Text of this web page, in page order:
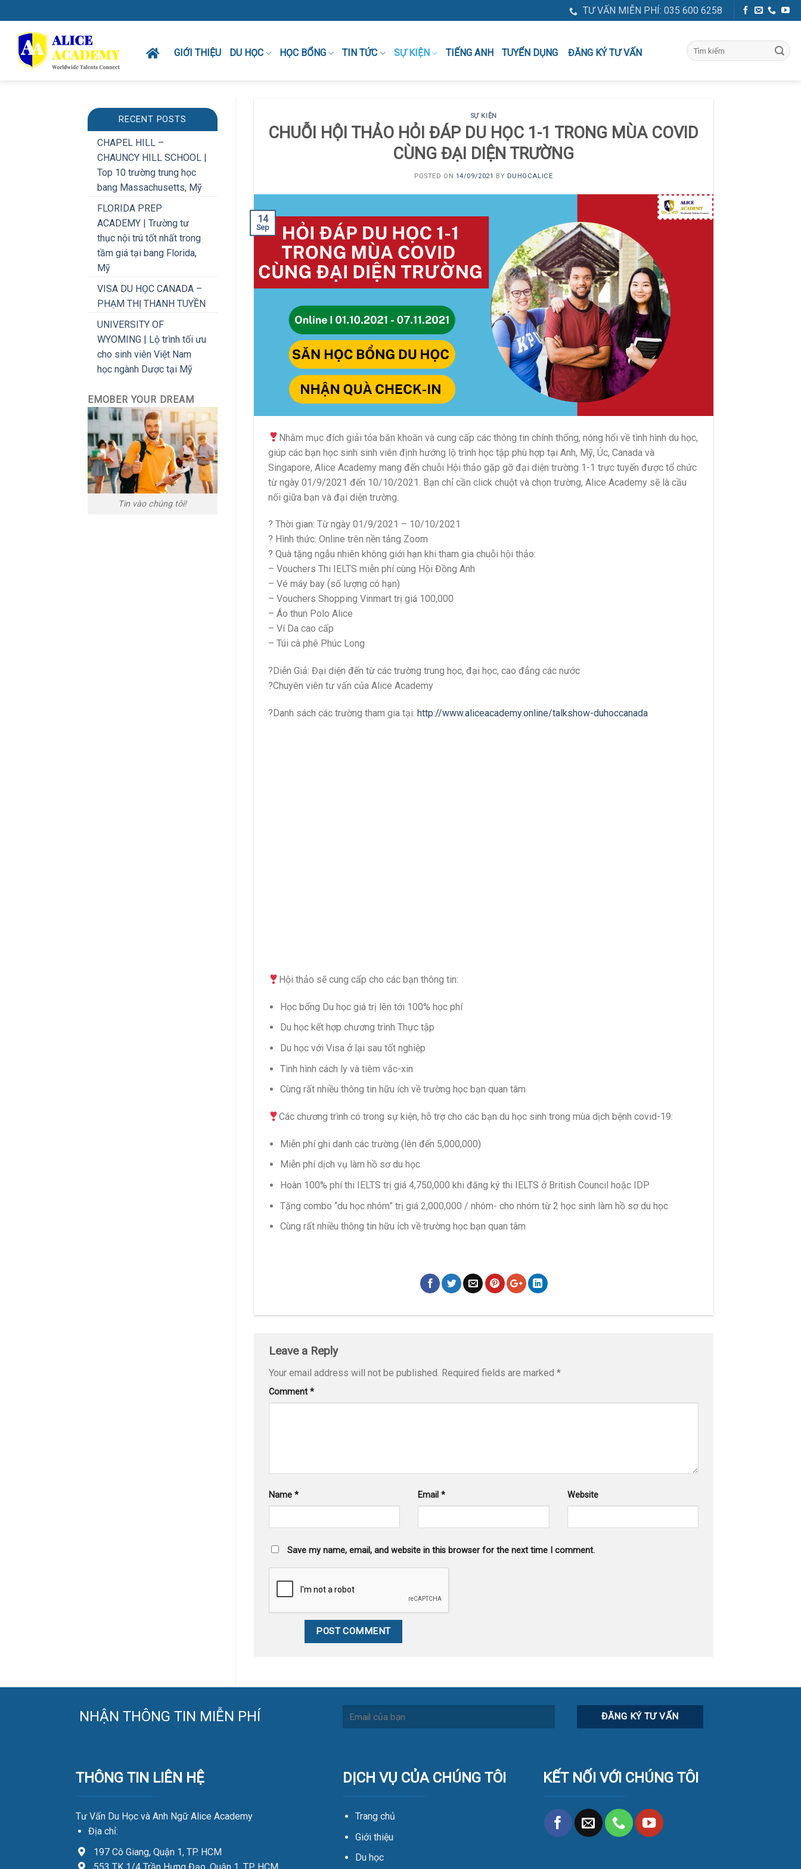
to
content
TƯ VẤN MIỄN PHÍ: 035 600 6258
GIỚI THIỆU DU HỌC HỌC BỔNG TIN TỨC SỰ KIỆN TIẾNG ANH TUYỂN DỤNG ĐĂNG KÝ TƯ VẤN
RECENT POSTS
CHAPEL HILL –
CHAUNCY HILL SCHOOL |
Top 10 trường trung học
bang Massachusetts, Mỹ
FLORIDA PREP
ACADEMY | Trường tư
thục nội trú tốt nhất trong
tầm giá tại bang Florida,
Mỹ
VISA DU HỌC CANADA –
PHẠM THỊ THANH TUYỀN
UNIVERSITY OF
WYOMING | Lộ trình tối ưu
cho sinh viên Việt Nam
học ngành Dược tại Mỹ
EMOBER YOUR DREAM
Tin vào chúng tôi!
SỰ KIỆN
CHUỖI HỘI THẢO HỎI ĐÁP DU HỌC 1-1 TRONG MÙA COVID
CÙNG ĐẠI DIỆN TRƯỜNG
POSTED ON 14/09/2021 BY DUHOCALICE
14
Sep
Nhằm mục đích giải tỏa băn khoăn và cung cấp các thông tin chính thống, nóng hổi về tình hình du học,
giúp các bạn học sinh sinh viên định hướng lộ trình học tập phù hợp tại Anh, Mỹ, Úc, Canada và
Singapore, Alice Academy mang đến chuỗi Hội thảo gặp gỡ đại diện trường 1-1 trực tuyến được tổ chức
từ ngày 01/9/2021 đến 10/10/2021. Bạn chỉ cần click chuột và chọn trường, Alice Academy sẽ là cầu
nối giữa bạn và đại diện trường.
? Thời gian: Từ ngày 01/9/2021 – 10/10/2021
? Hình thức: Online trên nền tảng Zoom
? Quà tặng ngẫu nhiên không giới hạn khi tham gia chuỗi hội thảo:
– Vouchers Thi IELTS miễn phí cùng Hội Đồng Anh
– Vé máy bay (số lượng có hạn)
– Vouchers Shopping Vinmart trị giá 100,000
– Áo thun Polo Alice
– Ví Da cao cấp
– Túi cà phê Phúc Long
?Diễn Giả: Đại diện đến từ các trường trung học, đại học, cao đẳng các nước
?Chuyên viên tư vấn của Alice Academy
?Danh sách các trường tham gia tại: http://www.aliceacademy.online/talkshow-duhoccanada
Hội thảo sẽ cung cấp cho các bạn thông tin:
Học bổng Du học giá trị lên tới 100% học phí
Du học kết hợp chương trình Thực tập
Du học với Visa ở lại sau tốt nghiệp
Tình hình cách ly và tiêm vắc-xin
Cùng rất nhiều thông tin hữu ích về trường học bạn quan tâm
Các chương trình có trong sự kiện, hỗ trợ cho các bạn du học sinh trong mùa dịch bệnh covid-19:
Miễn phí ghi danh các trường (lên đến 5,000,000)
Miễn phí dịch vụ làm hồ sơ du học
Hoàn 100% phí thi IELTS trị giá 4,750,000 khi đăng ký thi IELTS ở British Council hoặc IDP
Tặng combo “du học nhóm” trị giá 2,000,000 / nhóm- cho nhóm từ 2 học sinh làm hồ sơ du học
Cùng rất nhiều thông tin hữu ích về trường học bạn quan tâm
Leave a Reply
Your email address will not be published. Required fields are marked *
Comment *
Name * Email * Website
Save my name, email, and website in this browser for the next time I comment.
NHẬN THÔNG TIN MIỄN PHÍ
THÔNG TIN LIÊN HỆ
Tư Vấn Du Học và Anh Ngữ Alice Academy
Địa chỉ:
197 Cô Giang, Quận 1, TP. HCM
553 TK 1/4 Trần Hưng Đạo, Quận 1, TP. HCM
DỊCH VỤ CỦA CHÚNG TÔI
Trang chủ
Giới thiệu
Du học
KẾT NỐI VỚI CHÚNG TÔI